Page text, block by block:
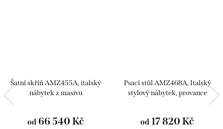
Šatní skříň AMZ455A, italský
nábytek z masivu
od 66 540 Kč
Psací stůl AMZ468A, Italský
stylový nábytek, provance
od 17 820 Kč